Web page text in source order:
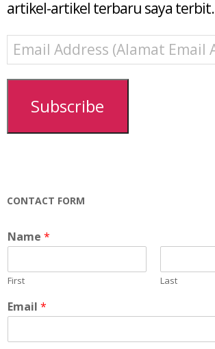
artikel-artikel terbaru saya terbit.
Email
Address
(Alamat
EmailSubscribe
CONTACT FORM
Name *
First Last
Email *